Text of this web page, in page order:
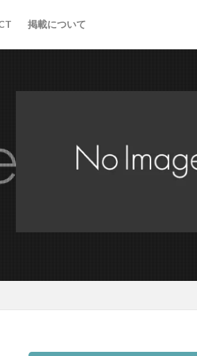
掲載について